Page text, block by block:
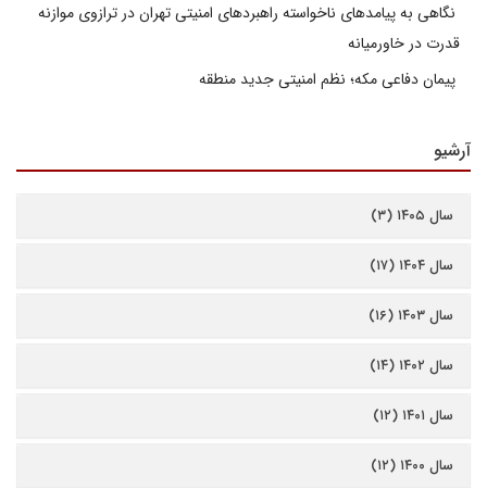
نگاهی به پیامدهای ناخواسته راهبردهای امنیتی تهران در ترازوی موازنه
قدرت در خاورمیانه
پیمان دفاعی مکه؛ نظم امنیتی جدید منطقه
آرشیو
سال ۱۴۰۵ (۳)
سال ۱۴۰۴ (۱۷)
سال ۱۴۰۳ (۱۶)
سال ۱۴۰۲ (۱۴)
سال ۱۴۰۱ (۱۲)
سال ۱۴۰۰ (۱۲)